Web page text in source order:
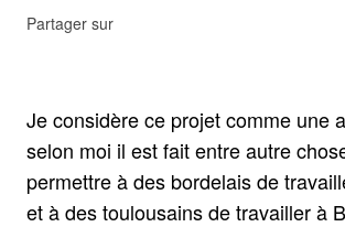
Partager sur
Je considère ce projet comme une
selon moi il est fait entre autre
permettre à des bordelais de
et à des toulousains de travailler à